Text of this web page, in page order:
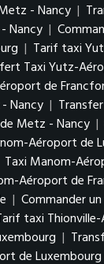
- Nancy |
Nancy |
| Tarif taxi
Taxi Yutz-
de
Nancy |
Metz - Nancy |
Aéroport de
Taxi Manom-
Aéroport de
| Commander
taxi
|
de Luxembourg